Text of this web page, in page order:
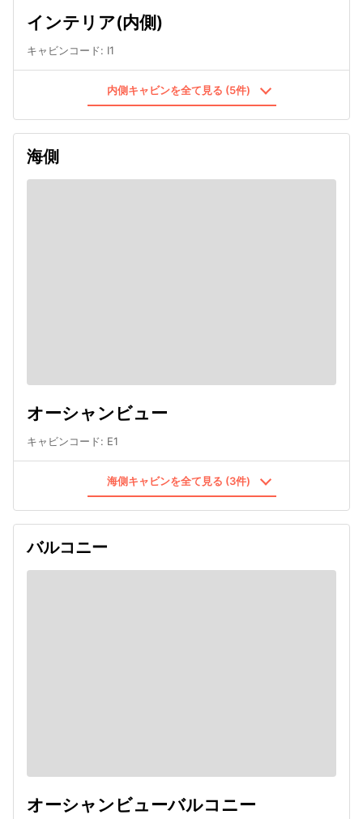
インテリア(内側)
キャビンコード: I1
内側キャビンを全て見る (5件)
海側
オーシャンビュー
キャビンコード: E1
海側キャビンを全て見る (3件)
バルコニー
オーシャンビューバルコニー